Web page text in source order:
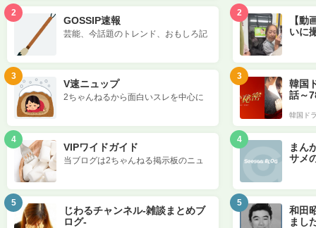
2
GOSSIP速報
芸能、今話題のトレンド、おもしろ記
3
V速ニュップ
2ちゃんねるから面白いスレを中心に
4
VIPワイドガイド
当ブログは2ちゃんねる掲示板のニュ
5
じわるチャンネル-雑談まとめブ
ログ-
2
【動
いに
3
韓国
話～
4
まん
サメ
5
和田
まし